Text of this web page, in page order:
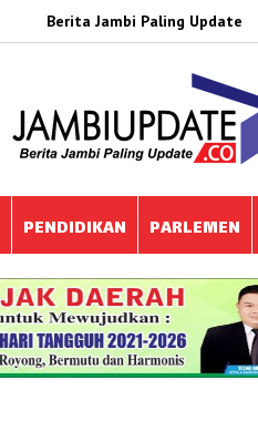
Berita Jambi Paling Update
PENDIDIKAN PARLEMEN